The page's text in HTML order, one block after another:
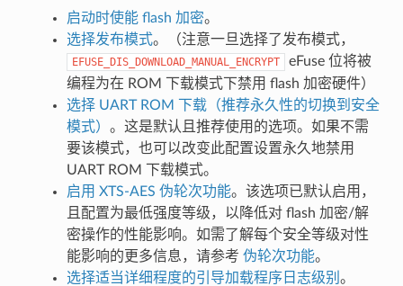
启动时使能 flash 加密。
选择发布模式。（注意一旦选择了发布模式，
EFUSE_DIS_DOWNLOAD_MANUAL_ENCRYPT
eFuse 位将被
编程为在 ROM 下载模式下禁用 flash 加密硬件）
选择 UART ROM 下载（推荐永久性的切换到安全
模式） 。这是默认且推荐使用的选项。如果不需
要该模式，也可以改变此配置设置永久地禁用
UART ROM 下载模式。
启用 XTS-AES 伪轮次功能。该选项已默认启用，
且配置为最低强度等级，以降低对 flash 加密/解
密操作的性能影响。如需了解每个安全等级对性
能影响的更多信息，请参考 伪轮次功能。
选择适当详细程度的引导加载程序日志级别 。